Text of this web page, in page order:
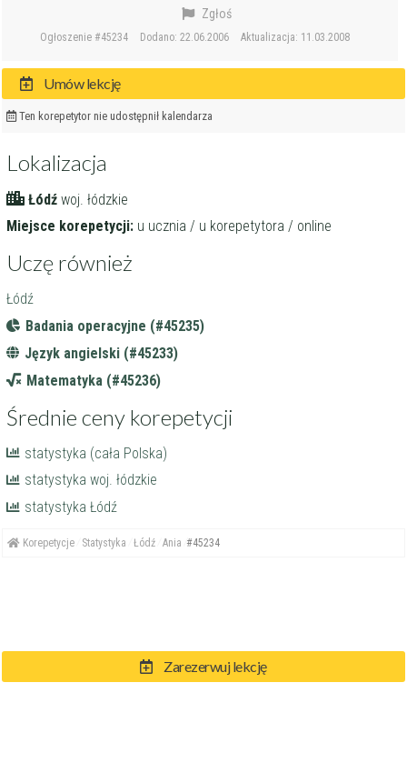
Zarezerwuj lekcję
Ogłoszenie #45234 Dodano: 22.06.2006 Aktualizacja: 11.03.2008
Zgłoś
Umów lekcję
Ten korepetytor nie udostępnił kalendarza
Lokalizacja
Łódź woj. łódzkie
Miejsce korepetycji: u ucznia / u korepetytora / online
Uczę również
Łódź
Badania operacyjne (#45235)
Język angielski (#45233)
Matematyka (#45236)
Średnie ceny korepetycji
statystyka (cała Polska)
statystyka woj. łódzkie
statystyka Łódź
Korepetycje Statystyka Łódź Ania #45234